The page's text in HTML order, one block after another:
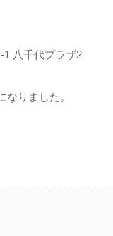
1 八千代プラザ2
なりました。